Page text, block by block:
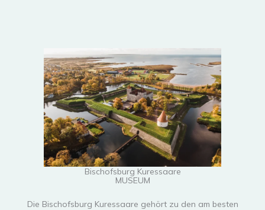
Bischofsburg Kuressaare
MUSEUM
Die Bischofsburg Kuressaare gehört zu den am besten